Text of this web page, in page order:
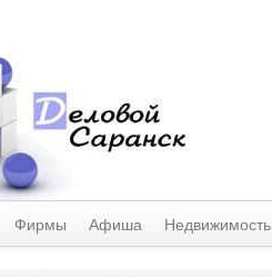
Фирмы Афиша Недвижимость